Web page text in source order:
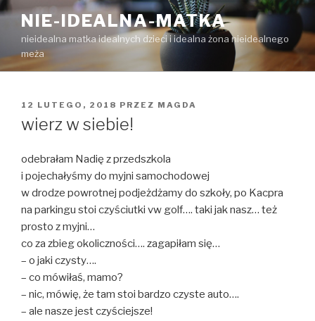
Przejdź
treści
NIE-IDEALNA-MATKA
nieidealna matka idealnych dzieci i idealna żona nieidealnego
meża
OPUBLIKOWANE
12 LUTEGO, 2018 PRZEZ MAGDA
wierz w siebie!
odebrałam Nadię z przedszkola
i pojechałyśmy do myjni samochodowej
w drodze powrotnej podjeżdżamy do szkoły, po Kacpra
na parkingu stoi czyściutki vw golf…. taki jak nasz… też
prosto z myjni…
co za zbieg okoliczności…. zagapiłam się…
– o jaki czysty….
– co mówiłaś, mamo?
– nic, mówię, że tam stoi bardzo czyste auto….
– ale nasze jest czyściejsze!